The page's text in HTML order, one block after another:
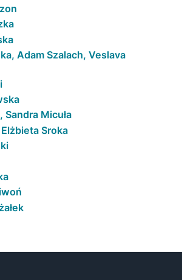
Adam Szalach, Veslava
Micuła
Sroka